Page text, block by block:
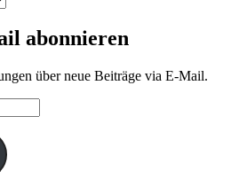
abonnieren
über neue Beiträge via E-Mail.